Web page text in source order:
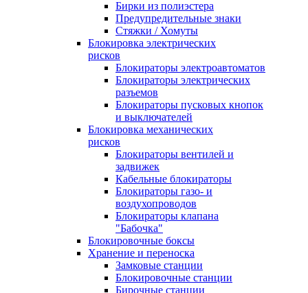
Бирки из полиэстера
Предупредительные знаки
Стяжки / Хомуты
Блокировка электрических
рисков
Блокираторы электроавтоматов
Блокираторы электрических
разъемов
Блокираторы пусковых кнопок
и выключателей
Блокировка механических
рисков
Блокираторы вентилей и
задвижек
Кабельные блокираторы
Блокираторы газо- и
воздухопроводов
Блокираторы клапана
"Бабочка"
Блокировочные боксы
Хранение и переноска
Замковые станции
Блокировочные станции
Бирочные станции